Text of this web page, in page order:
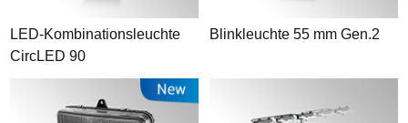
LED-Kombinationsleuchte
CircLED 90
Blinkleuchte 55 mm Gen.2